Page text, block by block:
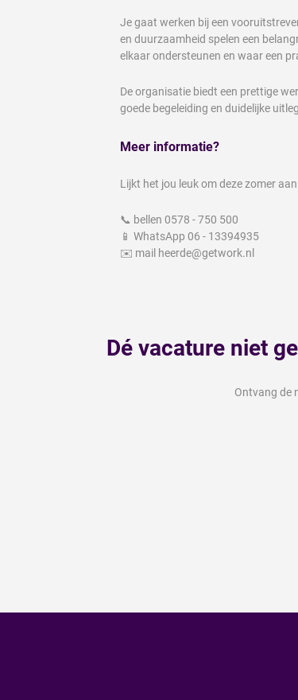
Je gaat werken bij een
en duurzaamheid spelen een
elkaar ondersteunen en waar een
De organisatie biedt een prettige
goede begeleiding en duidelijke
Meer informatie?
Lijkt het jou leuk om deze zomer
📞 bellen 0578 - 750 500
📱 WhatsApp 06 - 13394935
✉️ mail heerde@getwork.nl
Dé vacature niet
Ontvang de